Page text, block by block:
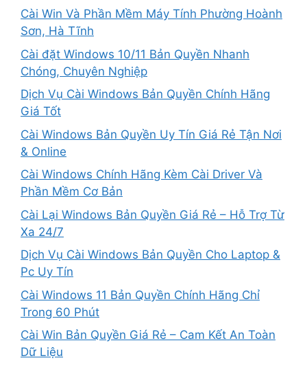
Cài Win Và Phần Mềm Máy Tính Phường Hoành
Sơn, Hà Tĩnh
Cài đặt Windows 10/11 Bản Quyền Nhanh
Chóng, Chuyên Nghiệp
Dịch Vụ Cài Windows Bản Quyền Chính Hãng
Giá Tốt
Cài Windows Bản Quyền Uy Tín Giá Rẻ Tận Nơi
& Online
Cài Windows Chính Hãng Kèm Cài Driver Và
Phần Mềm Cơ Bản
Cài Lại Windows Bản Quyền Giá Rẻ – Hỗ Trợ Từ
Xa 24/7
Dịch Vụ Cài Windows Bản Quyền Cho Laptop &
Pc Uy Tín
Cài Windows 11 Bản Quyền Chính Hãng Chỉ
Trong 60 Phút
Cài Win Bản Quyền Giá Rẻ – Cam Kết An Toàn
Dữ Liệu